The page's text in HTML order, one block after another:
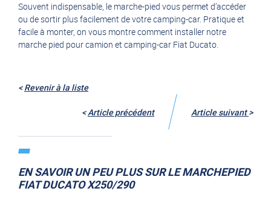
Souvent indispensable, le marche-pied vous permet d’accéder
ou de sortir plus facilement de votre camping-car. Pratique et
facile à monter, on vous montre comment installer notre
marche pied pour camion et camping-car Fiat Ducato.
<Revenir à la liste
<Article précédent Article suivant>
EN SAVOIR UN PEU PLUS SUR LE MARCHEPIED
FIAT DUCATO X250/290